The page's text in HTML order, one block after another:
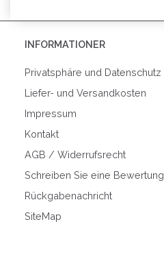
INFORMATIONER
Privatsphäre und Datenschutz
Liefer- und Versandkosten
Impressum
Kontakt
AGB / Widerrufsrecht
Schreiben Sie eine Bewertung
Rückgabenachricht
SiteMap